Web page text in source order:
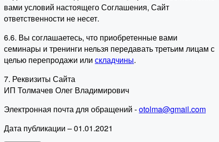
вами условий настоящего Соглашения, Сайт
ответственности не несет.
6.6. Вы соглашаетесь, что приобретенные вами
семинары и тренинги нельзя передавать третьим лицам с
целью перепродажи или складчины.
7. Реквизиты Сайта
ИП Толмачев Олег Владимирович
Электронная почта для обращений -otolma@gmail.com
Дата публикации – 01.01.2021